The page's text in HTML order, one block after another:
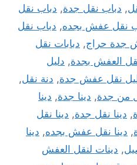
, دباب نقل جدة, دباب نقل
نقل عفش بجده, دباب نقل
جدة حراج, دبابات نقل
العفش بجدة, دليل
نقل عفش جدة, دنة نقل,
من جدة, دينا جدة, دينا
, دينا نقل جدة, دينا نقل
, دينا نقل عفش بجده, دينا
, دينات لنقل العفش